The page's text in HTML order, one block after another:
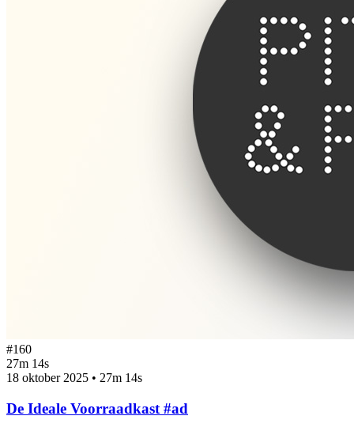
#160
27m 14s
18 oktober 2025 • 27m 14s
De Ideale Voorraadkast #ad